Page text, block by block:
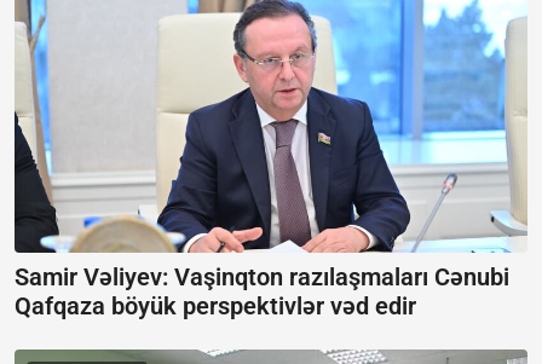
Samir Vəliyev: Vaşinqton razılaşmaları Cənubi
Qafqaza böyük perspektivlər vəd edir